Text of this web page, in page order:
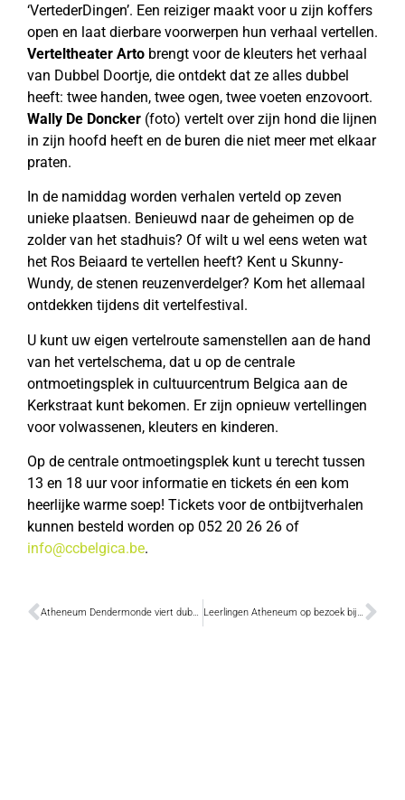
‘VertederDingen’. Een reiziger maakt voor u zijn koffers
open en laat dierbare voorwerpen hun verhaal vertellen.
Verteltheater Arto brengt voor de kleuters het verhaal
van Dubbel Doortje, die ontdekt dat ze alles dubbel
heeft: twee handen, twee ogen, twee voeten enzovoort.
Wally De Doncker (foto) vertelt over zijn hond die lijnen
in zijn hoofd heeft en de buren die niet meer met elkaar
praten.
In de namiddag worden verhalen verteld op zeven
unieke plaatsen. Benieuwd naar de geheimen op de
zolder van het stadhuis? Of wilt u wel eens weten wat
het Ros Beiaard te vertellen heeft? Kent u Skunny-
Wundy, de stenen reuzenverdelger? Kom het allemaal
ontdekken tijdens dit vertelfestival.
U kunt uw eigen vertelroute samenstellen aan de hand
van het vertelschema, dat u op de centrale
ontmoetingsplek in cultuurcentrum Belgica aan de
Kerkstraat kunt bekomen. Er zijn opnieuw vertellingen
voor volwassenen, kleuters en kinderen.
Op de centrale ontmoetingsplek kunt u terecht tussen
13 en 18 uur voor informatie en tickets én een kom
heerlijke warme soep! Tickets voor de ontbijtverhalen
kunnen besteld worden op 052 20 26 26 of
info@ccbelgica.be.
Atheneum Dendermonde viert dubbel toneeljubileum Leerlingen Atheneum op bezoek bij Dendermondse prominenten